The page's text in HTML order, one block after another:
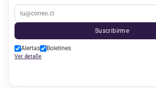
Suscribirme
Alertas Boletines
Ver detalle